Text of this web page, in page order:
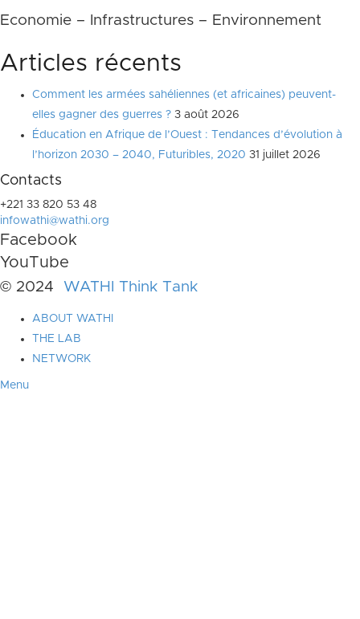
Economie – Infrastructures – Environnement
Articles récents
Comment les armées sahéliennes (et africaines) peuvent-
elles gagner des guerres ? 3 août 2026
Éducation en Afrique de l’Ouest : Tendances d’évolution à
l’horizon 2030 – 2040, Futuribles, 2020 31 juillet 2026
Contacts
+221 33 820 53 48
infowathi@wathi.org
Facebook
YouTube
© 2024 WATHI Think Tank
ABOUT WATHI
THE LAB
NETWORK
Menu